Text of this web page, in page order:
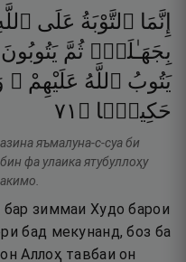
إِنَّمَا ٱلتَّوْبَةُ عَلَى
بِجَهَـٰلَةٍۢ ثُمَّ يَتُوبُونَ
يَتُوبُ ٱللَّهُ عَلَيْهِمْ ۗ
حَكِيمًۭا ۝ ١٧
яъмалуна-с-суа би
фа улаика ятубуллоҳу
бар зиммаи Худо барои
бад мекунанд, боз ба
Аллоҳ тавбаи он